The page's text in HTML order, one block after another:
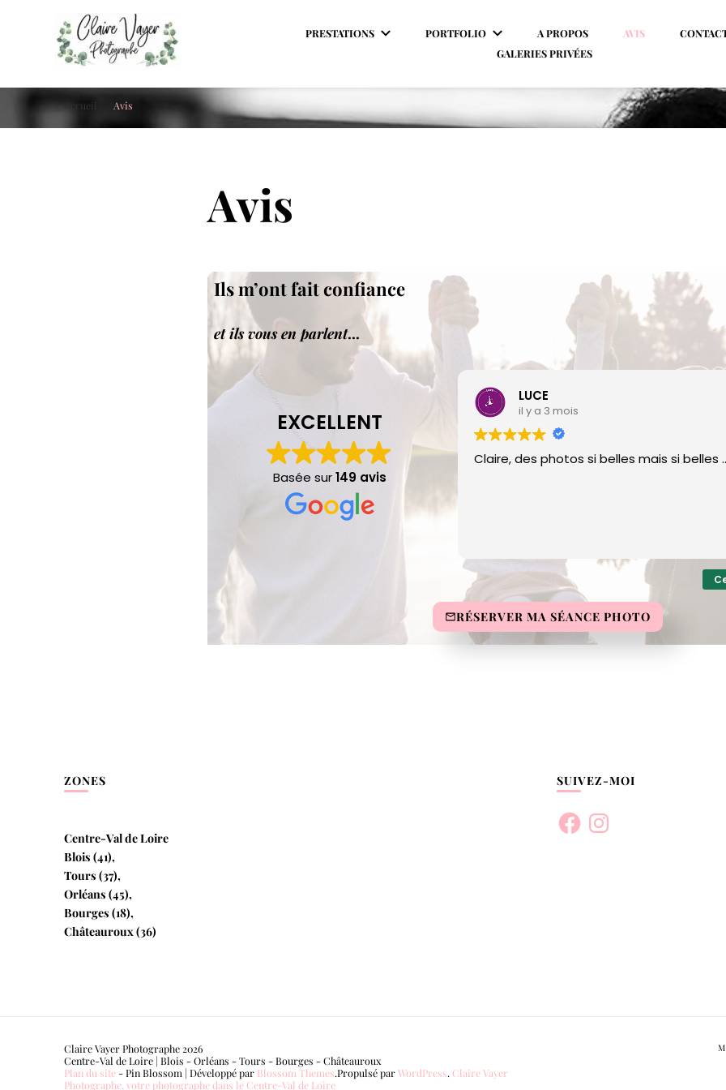
Claire Vayer Photographe
Votre photographe à Blois, Orléans et Tours
PRESTATIONS PORTFOLIO A PROPOS AVIS
GALERIES PRIVÉES
Accueil Avis
Avis
Ils m’ont fait confiance
et ils vous en parlent…
EXCELLENT
Basée sur149 avis
LUCE
il y a 3 mois
Claire, des photos si belles mais si belles
RÉSERVER MA SÉANCE PHOTO
ZONES
Centre-Val de Loire
Blois (41),
Tours (37),
Orléans (45),
Bourges (18),
Châteauroux (36)
SUIVEZ-MOI
FacebookInstagram
Claire Vayer Photographe 2026
Centre-Val de Loire | Blois - Orléans - Tours - Bourges - Châteauroux
Plan du site-Pin Blossom | Développé par Blossom Themes.Propulsé parWordPress. Claire Vayer
Photographe, votre photographe dans le Centre-Val de Loire